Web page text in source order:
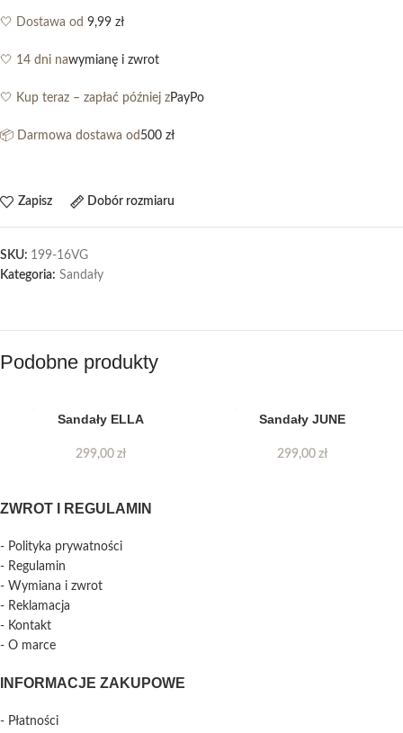
🤍 Dostawa od 9,99 zł
🤍 14 dni nawymianę i zwrot
🤍 Kup teraz – zapłać później zPayPo
📦 Darmowa dostawa od 500 zł
Zapisz Dobór rozmiaru
SKU: 199-16VG
Kategoria: Sandały
Podobne produkty
Sandały ELLA
299,00 zł
Sandały JUNE
299,00 zł
ZWROT I REGULAMIN
- Polityka prywatności
- Regulamin
- Wymiana i zwrot
- Reklamacja
- Kontakt
- O marce
INFORMACJE ZAKUPOWE
- Płatności